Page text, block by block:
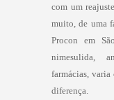
com um
muito, de uma
Procon em
nimesulida,
farmácias,
diferença.